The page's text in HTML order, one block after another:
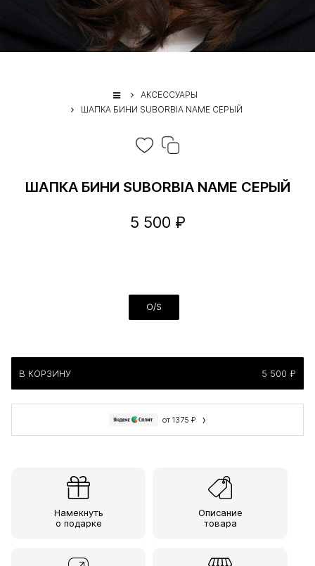
АКСЕССУАРЫ
ШАПКА БИНИ SUBORBIA NAME СЕРЫЙ
ШАПКА БИНИ SUBORBIA NAME СЕРЫЙ
5 500 ₽
O/S
В КОРЗИНУ 5 500 ₽
от 1375 ₽ ›
Намекнуть
о подарке
Описание
товара